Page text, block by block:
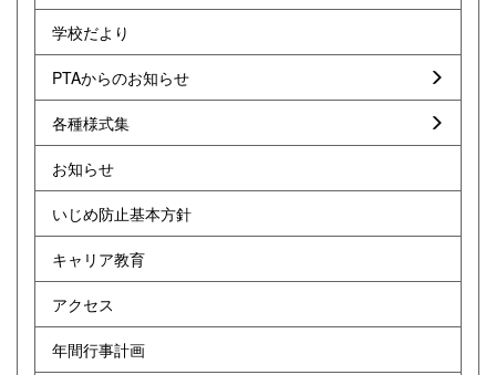
学校だより
PTAからのお知らせ
各種様式集
お知らせ
いじめ防止基本方針
キャリア教育
アクセス
年間行事計画